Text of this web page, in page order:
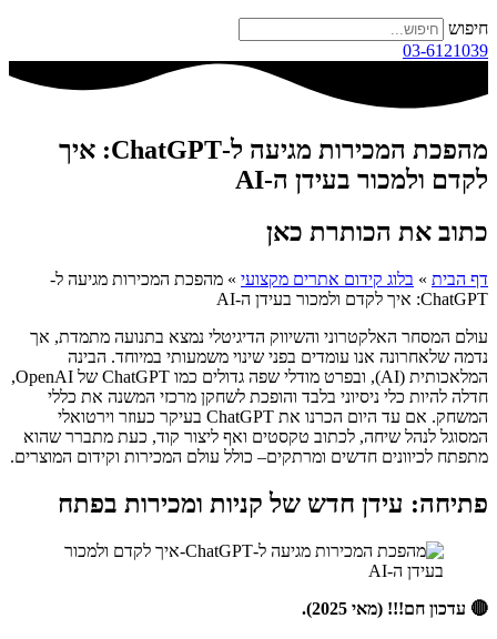
חיפוש
03-6121039
מהפכת המכירות מגיעה ל-ChatGPT: איך
לקדם ולמכור בעידן ה-AI
כתוב את הכותרת כאן
דף הבית » בלוג קידום אתרים מקצועי » מהפכת המכירות מגיעה ל-
ChatGPT: איך לקדם ולמכור בעידן ה-AI
עולם המסחר האלקטרוני והשיווק הדיגיטלי נמצא בתנועה מתמדת, אך
נדמה שלאחרונה אנו עומדים בפני שינוי משמעותי במיוחד. הבינה
המלאכותית (AI), ובפרט מודלי שפה גדולים כמו ChatGPT של OpenAI,
חדלה להיות כלי ניסיוני בלבד והופכת לשחקן מרכזי המשנה את כללי
המשחק. אם עד היום הכרנו את ChatGPT בעיקר כעוזר וירטואלי
המסוגל לנהל שיחה, לכתוב טקסטים ואף ליצור קוד, כעת מתברר שהוא
מתפתח לכיוונים חדשים ומרתקים– כולל עולם המכירות וקידום המוצרים.
פתיחה: עידן חדש של קניות ומכירות בפתח
🔴 עדכון חם!!! (מאי 2025).